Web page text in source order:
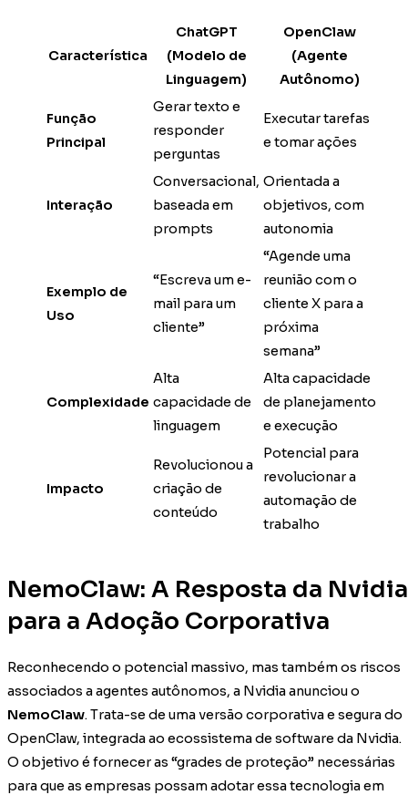
Característica
ChatGPT
(Modelo de
Linguagem)
OpenClaw
(Agente
Autônomo)
Função
Principal
Gerar texto e
responder
perguntas
Executar tarefas
e tomar ações
Interação
Conversacional,
baseada em
prompts
Orientada a
objetivos, com
autonomia
Exemplo de
Uso
“Escreva um e-
mail para um
cliente”
“Agende uma
reunião com o
cliente X para a
próxima
semana”
Complexidade
Alta
capacidade de
linguagem
Alta capacidade
de planejamento
e execução
Impacto
Revolucionou a
criação de
conteúdo
Potencial para
revolucionar a
automação de
trabalho
NemoClaw: A Resposta da Nvidia
para a Adoção Corporativa
Reconhecendo o potencial massivo, mas também os riscos
associados a agentes autônomos, a Nvidia anunciou o
NemoClaw. Trata-se de uma versão corporativa e segura do
OpenClaw, integrada ao ecossistema de software da Nvidia.
O objetivo é fornecer as “grades de proteção” necessárias
para que as empresas possam adotar essa tecnologia em